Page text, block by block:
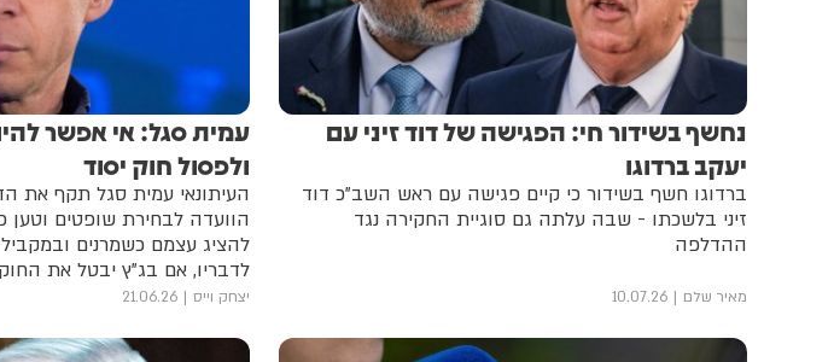
נחשף בשידור חי: הפגישה של דוד זיני עם
יעקב ברדוגו
ברדוגו חשף בשידור כי קיים פגישה עם ראש השב"כ דוד
זיני בלשכתו - שבה עלתה גם סוגיית החקירה נגד
ההדלפה
מאיר שלם 10.07.26
עמית סגל: אי אפשר
ולפסול חוק יסוד
העיתונאי עמית סגל תקף את
הוועדה לבחירת שופטים וטען
להציג עצמם כשמרנים
לדבריו, אם בג"ץ יבטל את
הרבה יותר חריפה"
יצחק וייס 21.06.26